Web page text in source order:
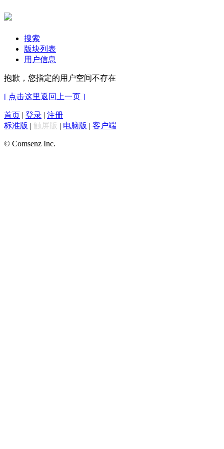
搜索
版块列表
用户信息
抱歉，您指定的用户空间不存在
[ 点击这里返回上一页 ]
首页 | 登录 | 注册
标准版 | 触屏版 | 电脑版 | 客户端
© Comsenz Inc.